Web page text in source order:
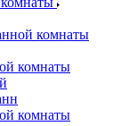
комнаты
комнаты
комнаты